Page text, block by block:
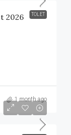
TOLET
2026
1 month ago